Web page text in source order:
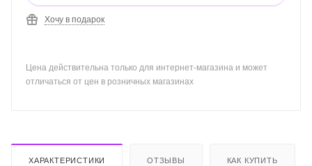
Хочу в подарок
Цена действительна только для интернет-магазина и может
отличаться от цен в розничных магазинах
ХАРАКТЕРИСТИКИ ОТЗЫВЫ КАК КУПИТЬ